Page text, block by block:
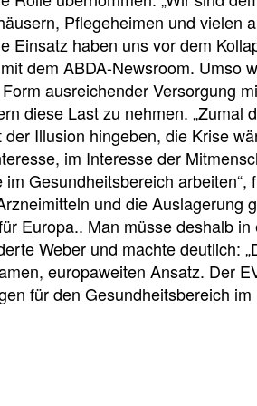
Pflegeheimen und vielen
Einsatz haben uns vor dem
dem ABDA-Newsroom. Umso
ausreichender Versorgung
diese Last zu nehmen. „Zumal
Illusion hingeben, die Krise
im Interesse der
Gesundheitsbereich
und die Auslagerung
Europa.. Man müsse deshalb
Weber und machte deutlich:
europaweiten Ansatz. Der
für den Gesundheitsbereich
l
l
z
u
g
r
t
e
i
l
e
n